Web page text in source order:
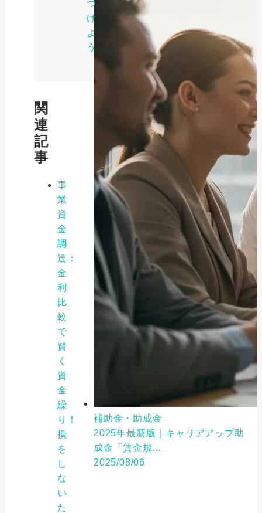
つ
け
よ
う
関
連
記
事
事
業
資
金
調
達：
金
利
比
較
で
賢
く
資
金
繰
り！
損
を
し
な
い
た
補助金・助成金
2025年最新版｜キャリアアップ助
成金「賃金規...
2025/08/06